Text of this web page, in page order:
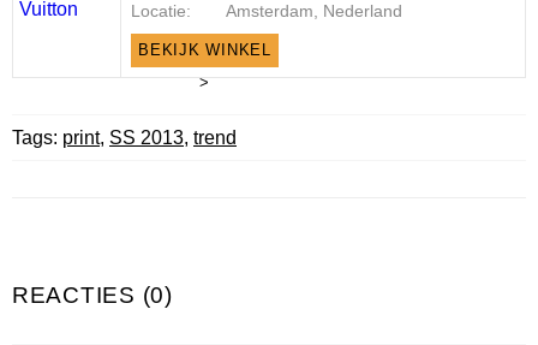
Locatie:
Amsterdam, Nederland
BEKIJK WINKEL
>
Tags: print, SS 2013, trend
REACTIES (0)